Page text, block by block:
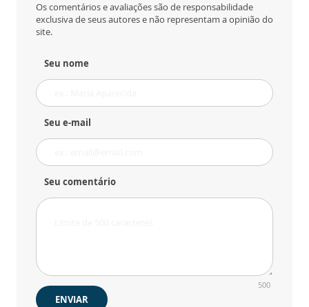
Os comentários e avaliações são de responsabilidade
exclusiva de seus autores e não representam a opinião do
site.
Seu nome
Seu e-mail
Seu comentário
500
ENVIAR